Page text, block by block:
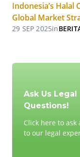
Indonesia’s
Global Market
29 SEP 2025in
Ask Us Legal
Questions!
Click here to ask
to our legal